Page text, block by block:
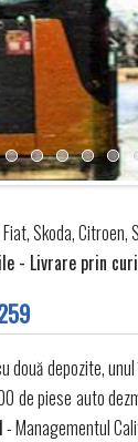
Skoda, Citroen,
- Livrare prin
depozite,
de piese auto
- Managementul